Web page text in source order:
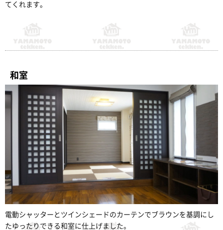
てくれます。
和室
電動シャッターとツインシェードのカーテンでブラウンを基調にし
たゆったりできる和室に仕上げました。